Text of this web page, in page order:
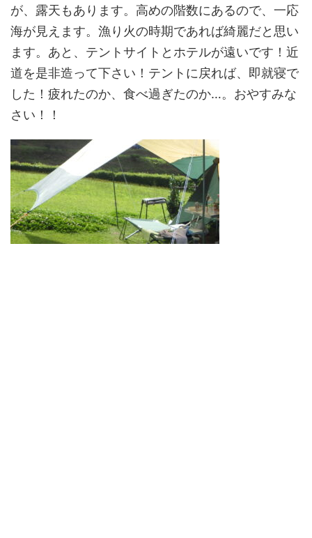
が、露天もあります。高めの階数にあるので、一応
海が見えます。漁り火の時期であれば綺麗だと思い
ます。あと、テントサイトとホテルが遠いです！近
道を是非造って下さい！テントに戻れば、即就寝で
した！疲れたのか、食べ過ぎたのか…。おやすみな
さい！！